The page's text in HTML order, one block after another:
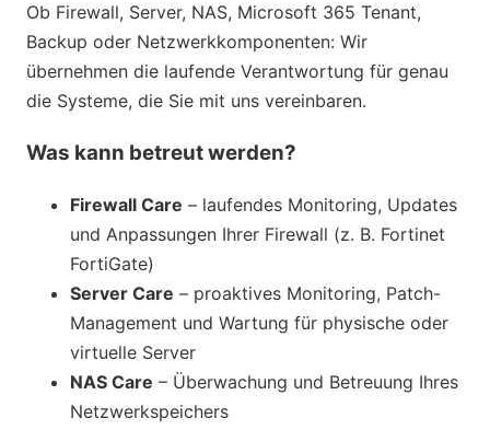
Ob Firewall, Server, NAS, Microsoft 365 Tenant,
Backup oder Netzwerkkomponenten: Wir
übernehmen die laufende Verantwortung für genau
die Systeme, die Sie mit uns vereinbaren.
Was kann betreut werden?
Firewall Care – laufendes Monitoring, Updates
und Anpassungen Ihrer Firewall (z. B. Fortinet
FortiGate)
Server Care – proaktives Monitoring, Patch-
Management und Wartung für physische oder
virtuelle Server
NAS Care – Überwachung und Betreuung Ihres
Netzwerkspeichers